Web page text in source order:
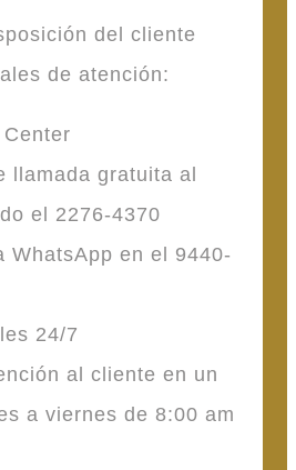
del cliente
de atención:
llamada gratuita al
el 2276-4370
WhatsApp en el 9440-
24/7
al cliente en un
a viernes de 8:00 am